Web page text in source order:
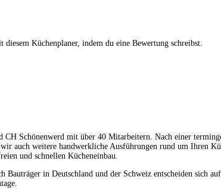
Küchenplaner, indem du eine Bewertung schreibst.
Schönenwerd mit über 40 Mitarbeitern. Nach einer
auch weitere handwerkliche Ausführungen rund um Ihren
und schnellen Kücheneinbau.
in Deutschland und der Schweiz entscheiden sich